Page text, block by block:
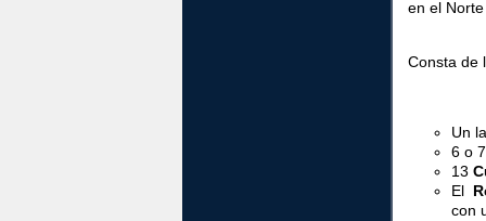
en el
Consta de
Un
6 o
13
El
con